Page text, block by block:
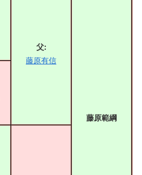
父:
藤原有信
藤原範綱